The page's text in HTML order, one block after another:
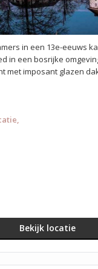
Bekijk locatie
in een 13e-eeuws
in een bosrijke
met imposant glazen